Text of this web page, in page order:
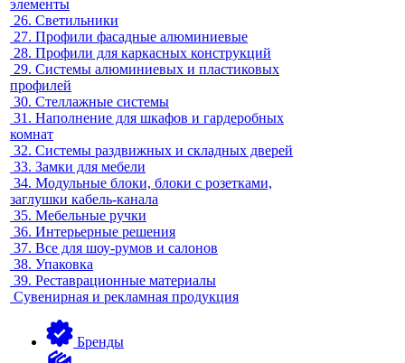
элементы
26. Светильники
27. Профили фасадные алюминиевые
28. Профили для каркасных конструкций
29. Системы алюминиевых и пластиковых
профилей
30. Стеллажные системы
31. Наполнение для шкафов и гардеробных
комнат
32. Системы раздвижных и складных дверей
33. Замки для мебели
34. Модульные блоки, блоки с розетками,
заглушки кабель-канала
35. Мебельные ручки
36. Интерьерные решения
37. Все для шоу-румов и салонов
38. Упаковка
39. Реставрационные материалы
Сувенирная и рекламная продукция
Бренды